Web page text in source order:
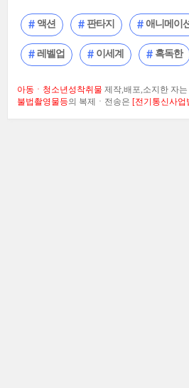
액션 판타지 애니메이
레벨업 이세계 혹독한
아동ㆍ청소년성착취물 제작,배포,소지한 자는
불법촬영물등의 복제ㆍ전송은 [전기통신사업